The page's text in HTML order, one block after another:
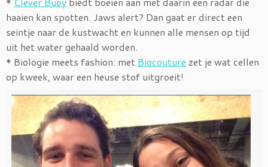
haaien kan spotten. Jaws alert? Dan gaat er direct een
seintje naar de kustwacht en kunnen alle mensen op tijd
uit het water gehaald worden.
* Biologie meets fashion: met Biocouture zet je wat cellen
op kweek, waar een heuse stof uitgroeit!